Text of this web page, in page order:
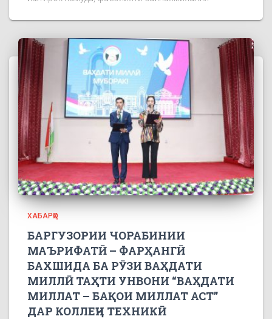
ХАБАРҲО
БАРГУЗОРИИ ЧОРАБИНИИ
МАЪРИФАТӢ – ФАРҲАНГӢ
БАХШИДА БА РӮЗИ ВАҲДАТИ
МИЛЛӢ ТАҲТИ УНВОНИ “ВАҲДАТИ
МИЛЛАТ – БАҚОИ МИЛЛАТ АСТ”
ДАР КОЛЛЕҶИ ТЕХНИКӢ